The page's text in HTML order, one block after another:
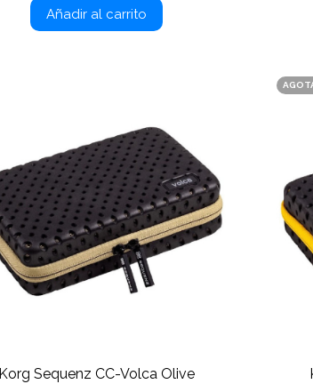
Añadir al carrito
Korg Sequenz CC-Volca Olive